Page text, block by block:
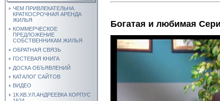
ЧЕМ ПРИВЛЕКАТЕЛЬНА
КРАТКОСРОЧНАЯ АРЕНДА
ЖИЛЬЯ
КОММЕРЧЕСКОЕ
ПРЕДЛОЖЕНИЕ
СОБСТВЕННИКАМ ЖИЛЬЯ
ОБРАТНАЯ СВЯЗЬ
ГОСТЕВАЯ КНИГА
ДОСКА ОБЪЯВЛЕНИЙ
КАТАЛОГ САЙТОВ
ВИДЕО
1К.КВ.УЛ.АНДРЕЕВКА КОРПУС
Богатая и любимая